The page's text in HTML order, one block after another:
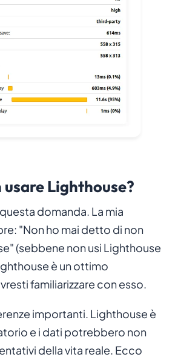
usare Lighthouse?
domanda. La mia
"Non ho mai detto di non
(sebbene non usi Lighthouse
è un ottimo
familiarizzare con esso.
importanti. Lighthouse è
e i dati potrebbero non
della vita reale. Ecco